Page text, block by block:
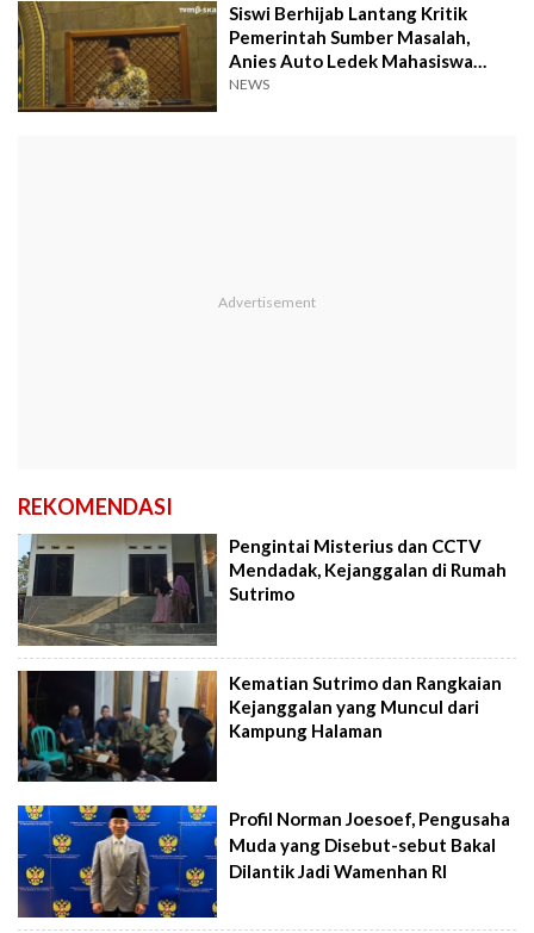
Siswi Berhijab Lantang Kritik
Pemerintah Sumber Masalah,
Anies Auto Ledek Mahasiswa
UGM: Kalah sama Anak SMA
NEWS
REKOMENDASI
Pengintai Misterius dan CCTV
Mendadak, Kejanggalan di Rumah
Sutrimo
Kematian Sutrimo dan Rangkaian
Kejanggalan yang Muncul dari
Kampung Halaman
Profil Norman Joesoef, Pengusaha
Muda yang Disebut-sebut Bakal
Dilantik Jadi Wamenhan RI